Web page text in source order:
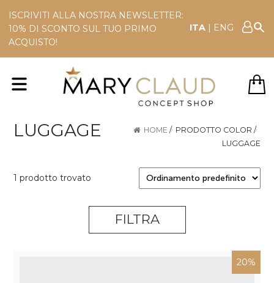
ISCRIVITI ALLA NOSTRA NEWSLETTER:
10% DI SCONTO SUL TUO PRIMO
ACQUISTO!
ITA | ENG
LUGGAGE HOME / PRODOTTO COLOR /
LUGGAGE
1 prodotto trovato
FILTRA
20%